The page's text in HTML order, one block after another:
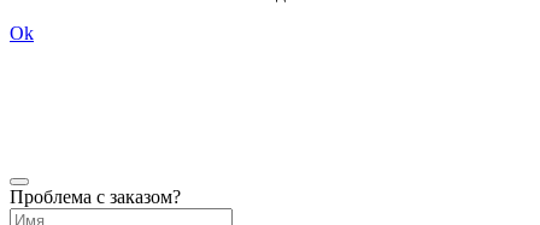
Ok
Проблема с заказом?